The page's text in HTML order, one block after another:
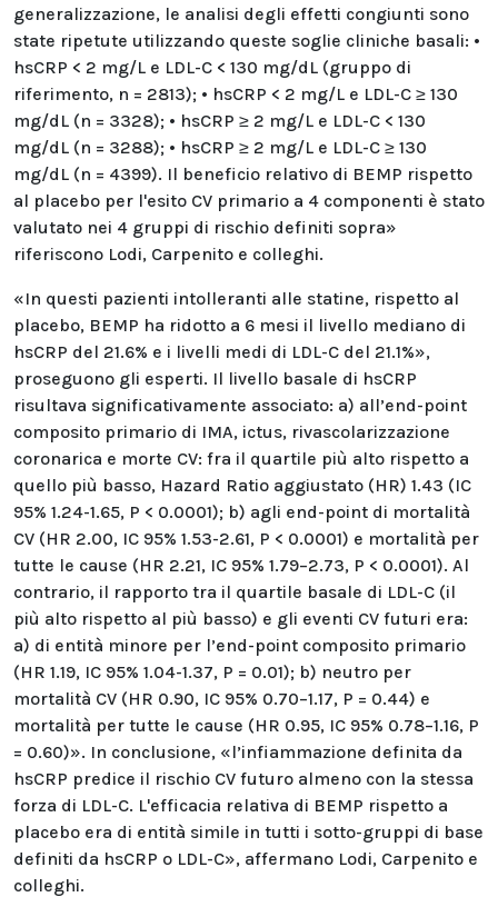
generalizzazione, le analisi degli effetti congiunti sono
state ripetute utilizzando queste soglie cliniche basali: •
hsCRP < 2 mg/L e LDL-C < 130 mg/dL (gruppo di
riferimento, n = 2813); • hsCRP < 2 mg/L e LDL-C ≥ 130
mg/dL (n = 3328); • hsCRP ≥ 2 mg/L e LDL-C < 130
mg/dL (n = 3288); • hsCRP ≥ 2 mg/L e LDL-C ≥ 130
mg/dL (n = 4399). Il beneficio relativo di BEMP rispetto
al placebo per l'esito CV primario a 4 componenti è stato
valutato nei 4 gruppi di rischio definiti sopra»
riferiscono Lodi, Carpenito e colleghi.
«In questi pazienti intolleranti alle statine, rispetto al
placebo, BEMP ha ridotto a 6 mesi il livello mediano di
hsCRP del 21.6% e i livelli medi di LDL-C del 21.1%»,
proseguono gli esperti. Il livello basale di hsCRP
risultava significativamente associato: a) all’end-point
composito primario di IMA, ictus, rivascolarizzazione
coronarica e morte CV: fra il quartile più alto rispetto a
quello più basso, Hazard Ratio aggiustato (HR) 1.43 (IC
95% 1.24-1.65, P < 0.0001); b) agli end-point di mortalità
CV (HR 2.00, IC 95% 1.53-2.61, P < 0.0001) e mortalità per
tutte le cause (HR 2.21, IC 95% 1.79–2.73, P < 0.0001). Al
contrario, il rapporto tra il quartile basale di LDL-C (il
più alto rispetto al più basso) e gli eventi CV futuri era:
a) di entità minore per l’end-point composito primario
(HR 1.19, IC 95% 1.04-1.37, P = 0.01); b) neutro per
mortalità CV (HR 0.90, IC 95% 0.70–1.17, P = 0.44) e
mortalità per tutte le cause (HR 0.95, IC 95% 0.78–1.16, P
= 0.60)». In conclusione, «l’infiammazione definita da
hsCRP predice il rischio CV futuro almeno con la stessa
forza di LDL-C. L'efficacia relativa di BEMP rispetto a
placebo era di entità simile in tutti i sotto-gruppi di base
definiti da hsCRP o LDL-C», affermano Lodi, Carpenito e
colleghi.